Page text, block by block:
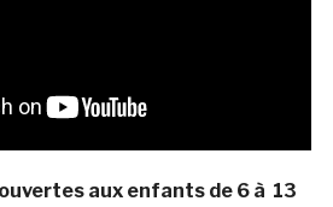
ouvertes aux enfants de 6 à 13